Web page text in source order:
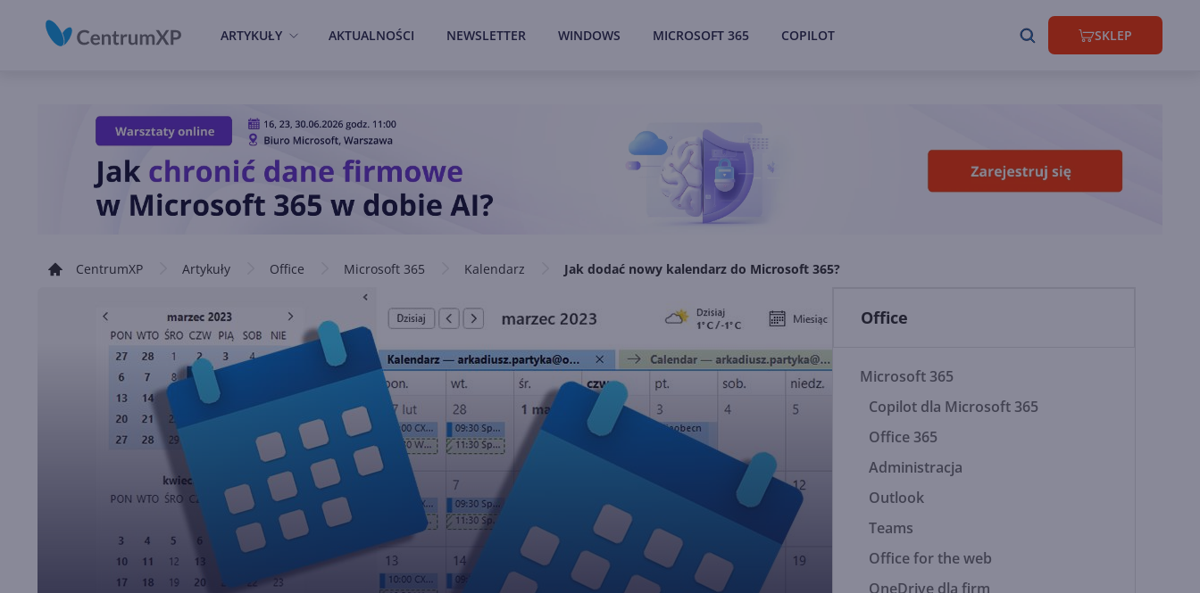
ARTYKUŁY AKTUALNOŚCI NEWSLETTER WINDOWS MICROSOFT 365 COPILOT SKLEP
CentrumXP Artykuły Office Microsoft 365 Kalendarz Jak dodać nowy kalendarz do Microsoft 365?
Office
Microsoft 365
Copilot dla Microsoft 365
Office 365
Administracja
Outlook
Teams
Office for the web
OneDrive dla firm